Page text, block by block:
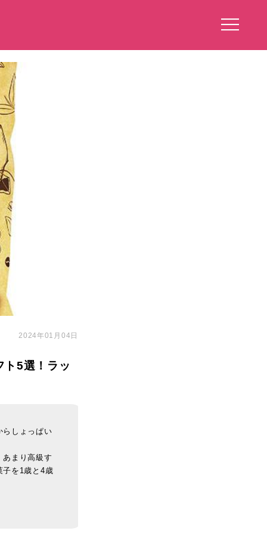
2024年01月04日
ト5選！ラッ
らしょっぱい
あまり高級す
子を1歳と4歳